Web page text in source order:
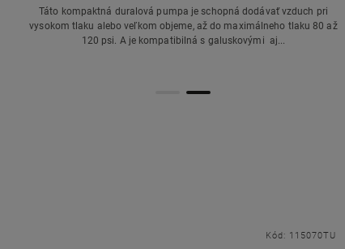
Táto kompaktná duralová pumpa je schopná dodávať vzduch pri
vysokom tlaku alebo veľkom objeme, až do maximálneho tlaku 80 až
120 psi. A je kompatibilná s galuskovými aj...
Kód: 115070TU